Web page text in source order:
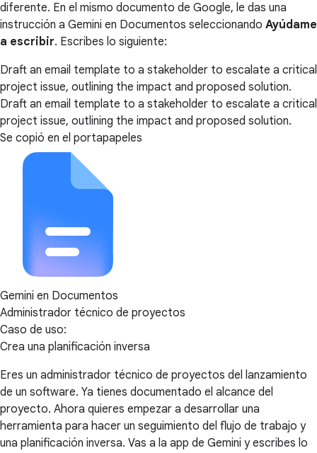
diferente. En el mismo documento de Google, le das una
instrucción a Gemini en Documentos seleccionando Ayúdame
a escribir. Escribes lo siguiente:
Draft an email template to a stakeholder to escalate a critical
project issue, outlining the impact and proposed solution.
Draft an email template to a stakeholder to escalate a critical
project issue, outlining the impact and proposed solution.
Se copió en el portapapeles
Gemini en Documentos
Administrador técnico de proyectos
Caso de uso:
Crea una planificación inversa
Eres un administrador técnico de proyectos del lanzamiento
de un software. Ya tienes documentado el alcance del
proyecto. Ahora quieres empezar a desarrollar una
herramienta para hacer un seguimiento del flujo de trabajo y
una planificación inversa. Vas a la app de Gemini y escribes lo